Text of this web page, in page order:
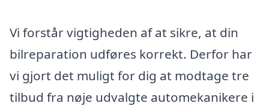
Vi forstår vigtigheden af at sikre, at din
bilreparation udføres korrekt. Derfor har
vi gjort det muligt for dig at modtage tre
tilbud fra nøje udvalgte automekanikere i